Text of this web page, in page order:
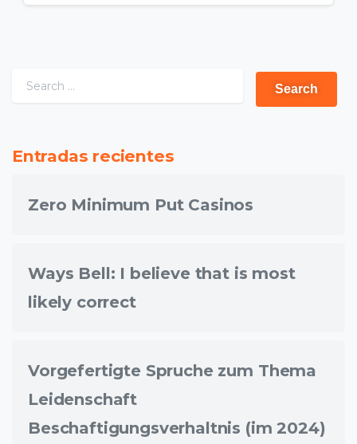
Entradas recientes
Zero Minimum Put Casinos
Ways Bell: I believe that is most
likely correct
Vorgefertigte Spruche zum Thema
Leidenschaft
Beschaftigungsverhaltnis (im 2024)